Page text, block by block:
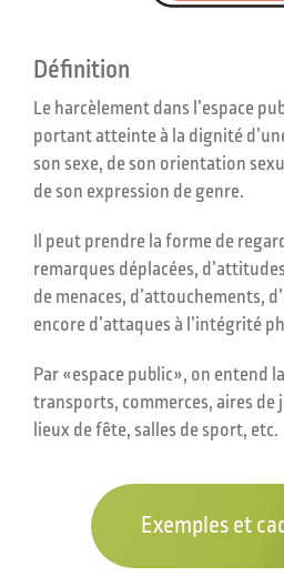
Définition
Le harcèlement dans l’espace
portant atteinte à la dignité
son sexe, de son orientation
de son expression de genre.
Il peut prendre la forme de
remarques déplacées,
de menaces, d’attouchements,
encore d’attaques à l’intégrité
Par «espace public», on entend
transports, commerces, aires
lieux de fête, salles de sport, etc.
Exemples et